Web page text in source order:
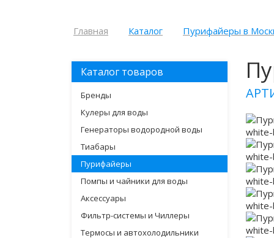
Главная Каталог Пурифайеры в
Каталог товаров
Бренды
Кулеры для воды
Генераторы водородной воды
Тиабары
Пурифайеры
Помпы и чайники для воды
Аксессуары
Фильтр-системы и Чиллеры
Термосы и автохолодильники